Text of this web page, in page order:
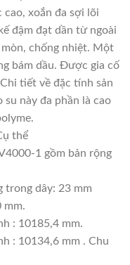
cao, xoắn đa sợi lõi
đậm đạt dần từ ngoài
chống nhiệt. Một
bám dầu. Được gia cố
tiết về đặc tính sản
su này đa phần là cao
thể
1 gồm bản rộng
trong dây: 23 mm
mm.
: 10185,4 mm.
: 10134,6 mm . Chu